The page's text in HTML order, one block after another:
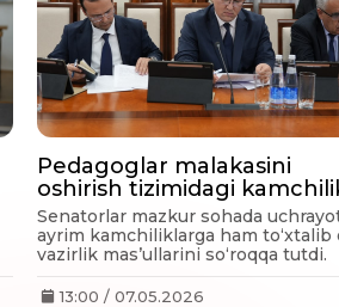
Pedagoglar malakasini
oshirish tizimidagi
muhokama qilindi
Senatorlar mazkur sohada
ayrim kamchiliklarga ham to‘xtalib
vazirlik mas’ullarini so‘roqqa tutdi.
13:00 / 07.05.2026